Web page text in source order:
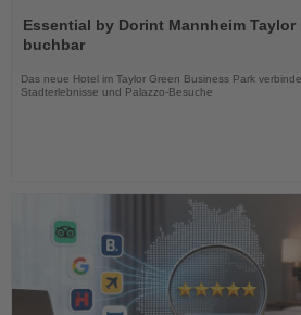
Sie
die
Essential by Dorint Mannheim
buchbar
Das neue Hotel im Taylor Green Business Park
Stadterlebnisse und Palazzo-Besuche